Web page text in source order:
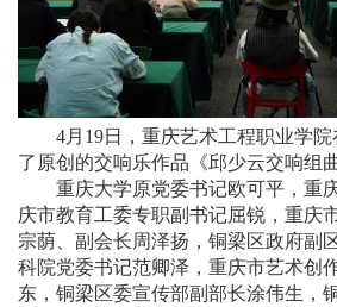
4月19日，重庆艺术工程职业学院
了原创的交响乐作品《邱少云交响组
重庆大学原党委书记欧可平，重
庆市教育工委专职副书记屈锐，重庆
宗荫、副会长周泽扬，铜梁区政府副
科院党委书记范卿泽，重庆市艺术创
东，铜梁区委宣传部副部长涂伟生，